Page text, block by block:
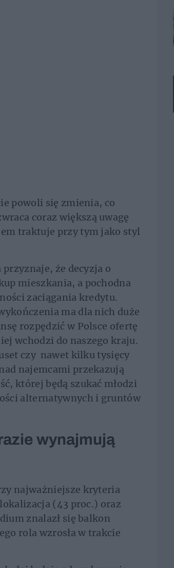
powoli się zmienia, co
coraz większą uwagę
traktuje przy tym jako styl
przyznaje, że decyzja o
mieszkania, a pochodna
zaciągania kredytu.
ma dla nich duże
rozpędzić w Polsce ofertę
wchodzi do naszego kraju.
czy nawet kilku tysięcy
najemcami przekazują
której będą szukać młodzi
alternatywnych i gruntów
wynajmują
najważniejsze kryteria
(43 proc.) oraz
znalazł się balkon
rola wzrosła w trakcie